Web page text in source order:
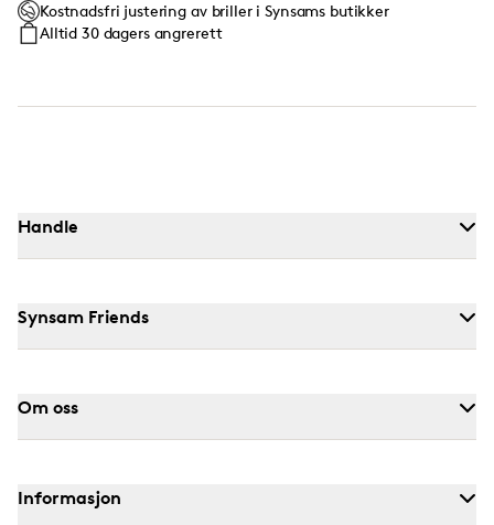
Kostnadsfri justering av briller i Synsams butikker
Alltid 30 dagers angrerett
Handle
Synsam Friends
Om oss
Informasjon